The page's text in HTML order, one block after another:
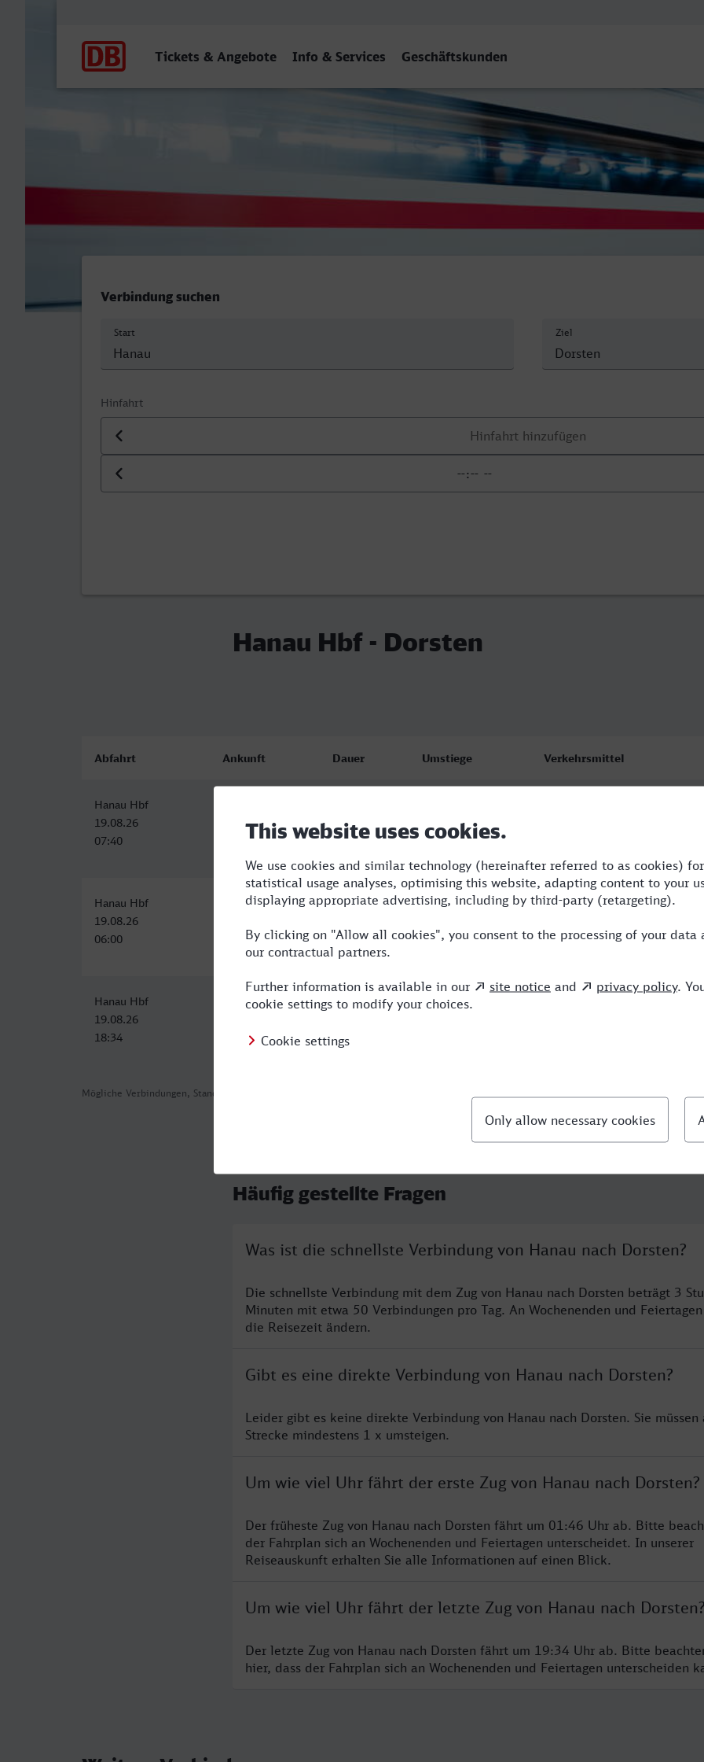
Tickets & Angebote Info & Services Geschäftskunden
Verbindung suchen
Start Ziel
Hinfahrt
Datum der Hinfahrt
Uhrzeit der Hinfahrt
Hanau Hbf - Dorsten
Mögliche Verbindungen, Stand: 2026-08-05 06:52
Abfahrt Ankunft Dauer Umstiege Verkehrsmittel
Hanau Hbf
19.08.26
07:40
19.08.26
11:01
Hanau Hbf
19.08.26
06:00
Dorsten
09:33
3:33 3 RE,RRB,ICE,NX
Hanau Hbf
19.08.26
18:34
Dorsten
22:01
3:27 2
Häufig gestellte Fragen
Was ist die schnellste Verbindung von Hanau nach Dorsten?
Die schnellste Verbindung mit dem Zug von Hanau nach Dorsten beträgt 3
Minuten mit etwa 50 Verbindungen pro Tag. An Wochenenden und
die Reisezeit ändern.
Gibt es eine direkte Verbindung von Hanau nach Dorsten?
Leider gibt es keine direkte Verbindung von Hanau nach Dorsten. Sie müssen
Strecke mindestens 1 x umsteigen.
Um wie viel Uhr fährt der erste Zug von Hanau nach Dorsten?
Der früheste Zug von Hanau nach Dorsten fährt um 01:46 Uhr ab. Bitte
der Fahrplan sich an Wochenenden und Feiertagen unterscheidet. In unserer
Reiseauskunft erhalten Sie alle Informationen auf einen Blick.
Um wie viel Uhr fährt der letzte Zug von Hanau nach Dorsten?
Der letzte Zug von Hanau nach Dorsten fährt um 19:34 Uhr ab. Bitte
hier, dass der Fahrplan sich an Wochenenden und Feiertagen unterscheiden